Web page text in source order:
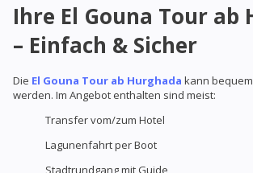
Ihre El Gouna Tour ab
– Einfach & Sicher
Die El Gouna Tour ab Hurghada kann
werden. Im Angebot enthalten sind meist:
Transfer vom/zum Hotel
Lagunenfahrt per Boot
Stadtrundgang mit Guide